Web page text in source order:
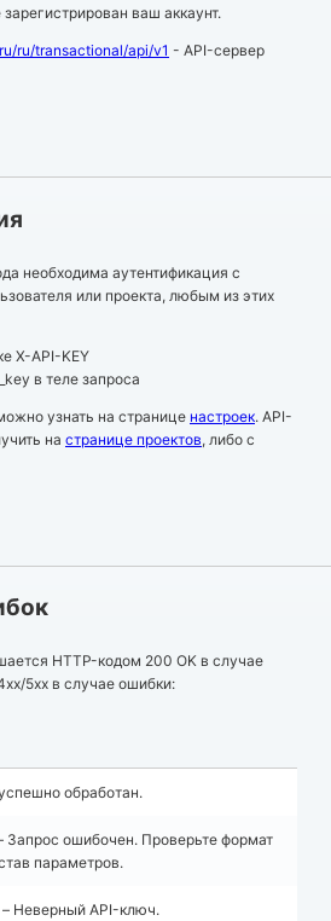
ваш аккаунт.
ru/transactional/api/v1 - API-сервер
необходима аутентификация с
или проекта, любым из этих
X-API-KEY
в теле запроса
узнать на странице настроек. API-
на странице проектов, либо с
HTTP-кодом 200 OK в случае
5xx в случае ошибки:
обработан.
Запрос ошибочен. Проверьте формат
параметров.
Неверный API-ключ.